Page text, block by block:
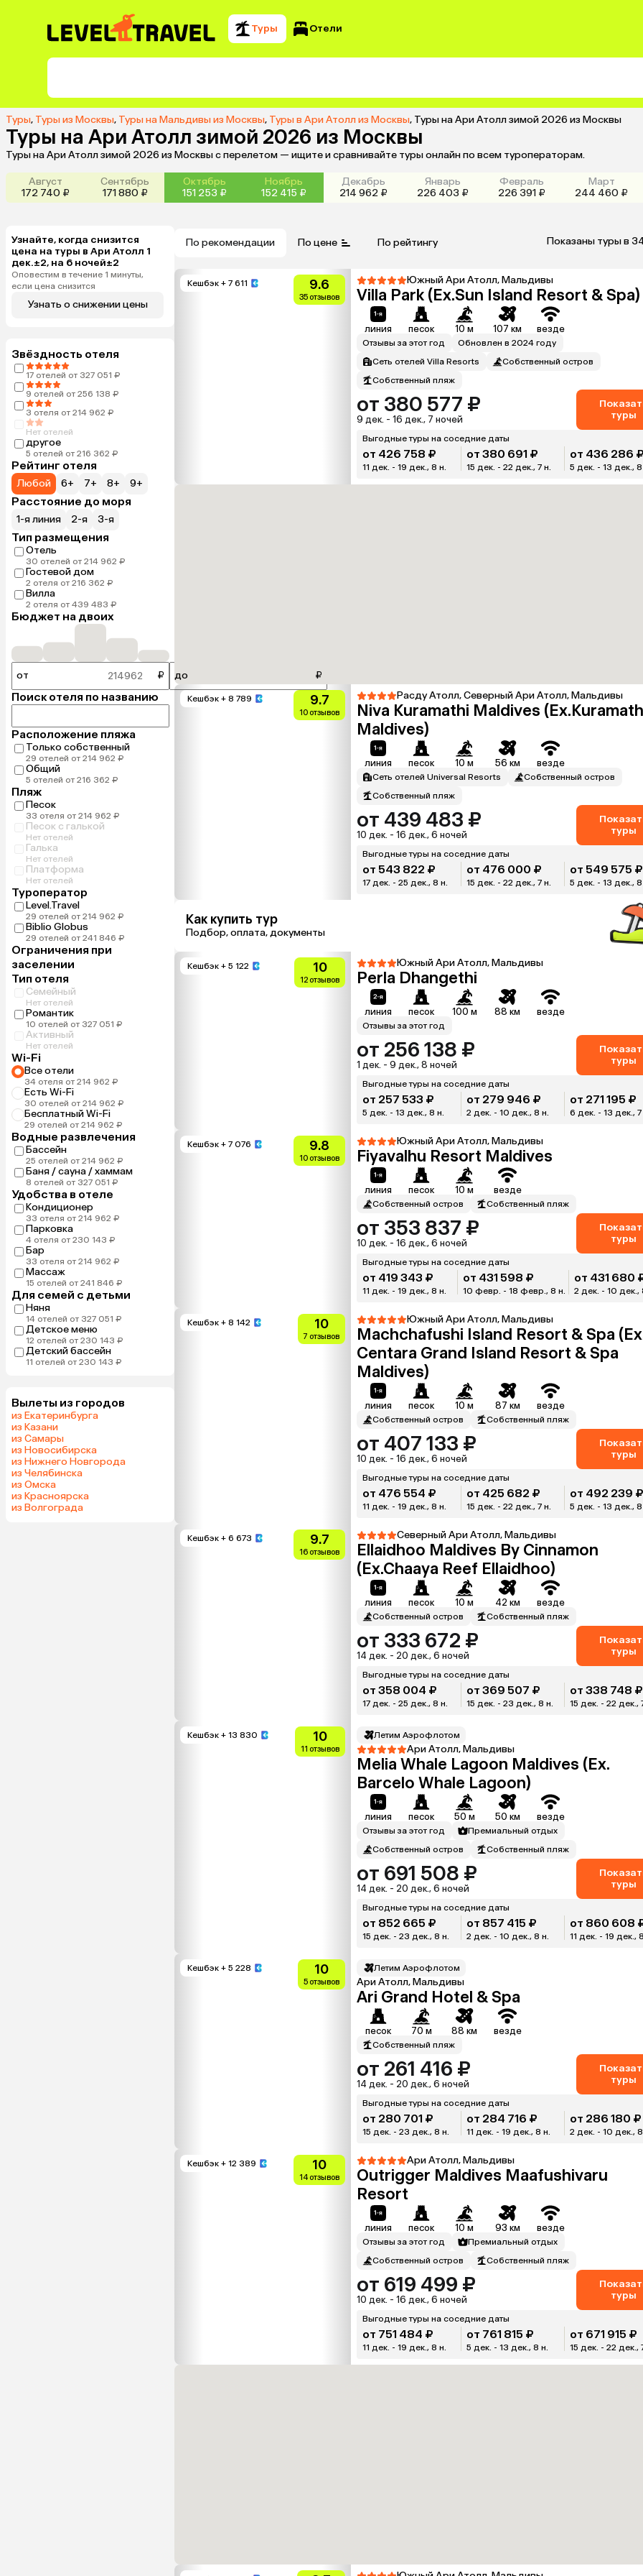
Туры Отели
Туры, Туры из Москвы, Туры на Мальдивы из Москвы, Туры в Ари Атолл из Москвы, Туры на Ари Атолл зимой 2026 из Москвы
Туры на Ари Атолл зимой 2026 из Москвы
Туры на Ари Атолл зимой 2026 из Москвы с перелетом — ищите и сравнивайте туры онлайн по всем туроператорам.
Август
172 740 ₽
Сентябрь
171 880 ₽
Октябрь
151 253 ₽
Ноябрь
152 415 ₽
Декабрь
214 962 ₽
Январь
226 403 ₽
Февраль
226 391 ₽
Март
244 460 ₽
Узнайте, когда снизится
цена на туры в Ари Атолл 1
дек.±2, на 6 ночей±2
Оповестим в течение 1 минуты,
если цена снизится
Узнать о снижении цены
Звёздность отеля
17 отелей от 327 051 ₽
9 отелей от 256 138 ₽
3 отеля от 214 962 ₽
Нет отелей
другое
5 отелей от 216 362 ₽
Рейтинг отеля
Любой 6+ 7+ 8+ 9+
Расстояние до моря
1-я линия 2-я 3-я
Тип размещения
Отель
30 отелей от 214 962 ₽
Гостевой дом
2 отеля от 216 362 ₽
Вилла
2 отеля от 439 483 ₽
Бюджет на двоих
от ₽ до ₽
Поиск отеля по названию
Расположение пляжа
Только собственный
29 отелей от 214 962 ₽
Общий
5 отелей от 216 362 ₽
Пляж
Песок
33 отеля от 214 962 ₽
Песок с галькой
Нет отелей
Галька
Нет отелей
Платформа
Нет отелей
Туроператор
Level.Travel
29 отелей от 214 962 ₽
Biblio Globus
29 отелей от 241 846 ₽
Ограничения при
заселении
Тип отеля
Семейный
Нет отелей
Романтик
10 отелей от 327 051 ₽
Активный
Нет отелей
Wi-Fi
Все отели
34 отеля от 214 962 ₽
Есть Wi-Fi
30 отелей от 214 962 ₽
Бесплатный Wi-Fi
29 отелей от 214 962 ₽
Водные развлечения
Бассейн
25 отелей от 214 962 ₽
Баня / сауна / хаммам
8 отелей от 327 051 ₽
Удобства в отеле
Кондиционер
33 отеля от 214 962 ₽
Парковка
4 отеля от 230 143 ₽
Бар
33 отеля от 214 962 ₽
Массаж
15 отелей от 241 846 ₽
Для семей с детьми
Няня
14 отелей от 327 051 ₽
Детское меню
12 отелей от 230 143 ₽
Детский бассейн
11 отелей от 230 143 ₽
Вылеты из городов
из Екатеринбурга
из Казани
из Самары
из Новосибирска
из Нижнего Новгорода
из Челябинска
из Омска
из Красноярска
из Волгограда
По рекомендации По цене По рейтингу Показаны туры в
Кешбэк + 7 611 9.6
35 отзывов
Южный Ари Атолл, Мальдивы
Villa Park (Ex.Sun Island Resort & Spa)
линия песок 10 м 107 км везде
Отзывы за этот год
Обновлен в 2024 году
Сеть отелей Villa Resorts
Собственный остров
Собственный пляж
от 380 577 ₽
9 дек. - 16 дек., 7 ночей
туры
Выгодные туры на соседние даты
от 426 758 ₽
11 дек. - 19 дек., 8 н.
от 380 691 ₽
15 дек. - 22 дек., 7 н.
от 436 286 ₽
5 дек. - 13 дек., 8
Кешбэк + 8 789 9.7
10 отзывов
Расду Атолл, Северный Ари Атолл, Мальдивы
Niva Kuramathi Maldives
Maldives)
линия песок 10 м 56 км везде
Сеть отелей Universal Resorts
Собственный остров
Собственный пляж
от 439 483 ₽
10 дек. - 16 дек., 6 ночей
туры
Выгодные туры на соседние даты
от 543 822 ₽
17 дек. - 25 дек., 8 н.
от 476 000 ₽
15 дек. - 22 дек., 7 н.
от 549 575 ₽
5 дек. - 13 дек., 8
Как купить тур
Подбор, оплата, документы
Кешбэк + 5 122 10
12 отзывов
Южный Ари Атолл, Мальдивы
Perla Dhangethi
линия песок 100 м 88 км везде
Отзывы за этот год
от 256 138 ₽
1 дек. - 9 дек., 8 ночей
туры
Выгодные туры на соседние даты
от 257 533 ₽
5 дек. - 13 дек., 8 н.
от 279 946 ₽
2 дек. - 10 дек., 8 н.
от 271 195 ₽
6 дек. - 13 дек., 7
Кешбэк + 7 076 9.8
10 отзывов
Южный Ари Атолл, Мальдивы
Fiyavalhu Resort Maldives
линия песок 10 м везде
Собственный остров Собственный пляж
от 353 837 ₽
10 дек. - 16 дек., 6 ночей
туры
Выгодные туры на соседние даты
от 419 343 ₽
11 дек. - 19 дек., 8 н.
от 431 598 ₽
10 февр. - 18 февр., 8 н.
от 431 680
2 дек. - 10 дек.,
Кешбэк + 8 142 10
7 отзывов
Южный Ари Атолл, Мальдивы
Machchafushi Island Resort & Spa
Centara Grand Island Resort & Spa
Maldives)
линия песок 10 м 87 км везде
Собственный остров Собственный пляж
от 407 133 ₽
10 дек. - 16 дек., 6 ночей
туры
Выгодные туры на соседние даты
от 476 554 ₽
11 дек. - 19 дек., 8 н.
от 425 682 ₽
15 дек. - 22 дек., 7 н.
от 492 239 ₽
5 дек. - 13 дек., 8
Кешбэк + 6 673 9.7
16 отзывов
Северный Ари Атолл, Мальдивы
Ellaidhoo Maldives By Cinnamon
(Ex.Chaaya Reef Ellaidhoo)
линия песок 10 м 42 км везде
Собственный остров Собственный пляж
от 333 672 ₽
14 дек. - 20 дек., 6 ночей
туры
Выгодные туры на соседние даты
от 358 004 ₽
17 дек. - 25 дек., 8 н.
от 369 507 ₽
15 дек. - 23 дек., 8 н.
от 338 748 ₽
15 дек. - 22 дек.,
Кешбэк + 13 830 10
11 отзывов
Летим Аэрофлотом
Ари Атолл, Мальдивы
Melia Whale Lagoon Maldives (Ex.
Barcelo Whale Lagoon)
линия песок 50 м 50 км везде
Отзывы за этот год
Премиальный отдых
Собственный остров
Собственный пляж
от 691 508 ₽
14 дек. - 20 дек., 6 ночей
туры
Выгодные туры на соседние даты
от 852 665 ₽
15 дек. - 23 дек., 8 н.
от 857 415 ₽
2 дек. - 10 дек., 8 н.
от 860 608
11 дек. - 19 дек.,
Кешбэк + 5 228 10
5 отзывов
Летим Аэрофлотом
Ари Атолл, Мальдивы
Ari Grand Hotel & Spa
песок 70 м 88 км везде
Собственный пляж
от 261 416 ₽
14 дек. - 20 дек., 6 ночей
туры
Выгодные туры на соседние даты
от 280 701 ₽
15 дек. - 23 дек., 8 н.
от 284 716 ₽
11 дек. - 19 дек., 8 н.
от 286 180 ₽
2 дек. - 10 дек., 8
Кешбэк + 12 389 10
14 отзывов
Ари Атолл, Мальдивы
Outrigger Maldives Maafushivaru
Resort
линия песок 10 м 93 км везде
Отзывы за этот год
Премиальный отдых
Собственный остров
Собственный пляж
от 619 499 ₽
10 дек. - 16 дек., 6 ночей
туры
Выгодные туры на соседние даты
от 751 484 ₽
11 дек. - 19 дек., 8 н.
от 761 815 ₽
5 дек. - 13 дек., 8 н.
от 671 915 ₽
15 дек. - 22 дек.,